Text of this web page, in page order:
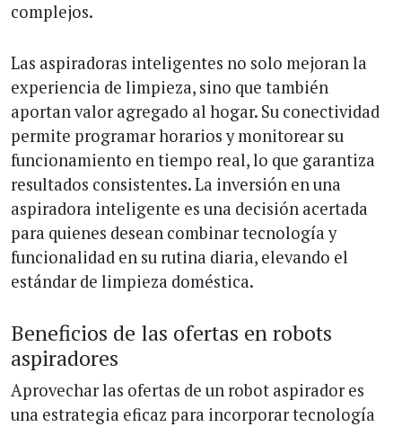
complejos.
Las aspiradoras inteligentes no solo mejoran la
experiencia de limpieza, sino que también
aportan valor agregado al hogar. Su conectividad
permite programar horarios y monitorear su
funcionamiento en tiempo real, lo que garantiza
resultados consistentes. La inversión en una
aspiradora inteligente es una decisión acertada
para quienes desean combinar tecnología y
funcionalidad en su rutina diaria, elevando el
estándar de limpieza doméstica.
Beneficios de las ofertas en robots
aspiradores
Aprovechar las ofertas de un robot aspirador es
una estrategia eficaz para incorporar tecnología